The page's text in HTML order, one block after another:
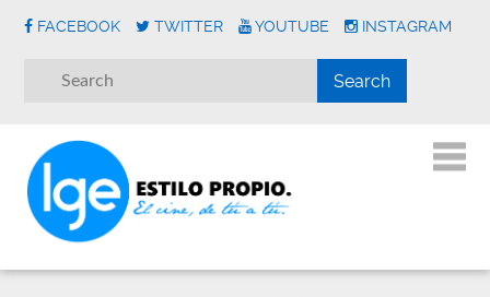
FACEBOOK TWITTER YOUTUBE INSTAGRAM